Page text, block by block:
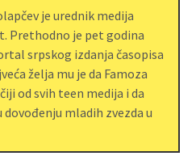
je urednik medija
Prethodno je pet godina
srpskog izdanja časopisa
želja mu je da Famoza
od svih teen medija i da
dovođenju mladih zvezda u